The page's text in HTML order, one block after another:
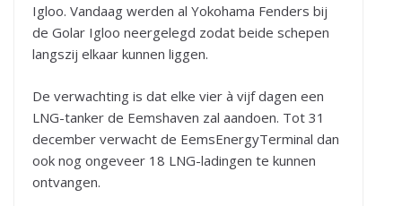
Igloo. Vandaag werden al Yokohama Fenders bij
de Golar Igloo neergelegd zodat beide schepen
langszij elkaar kunnen liggen.
De verwachting is dat elke vier à vijf dagen een
LNG-tanker de Eemshaven zal aandoen. Tot 31
december verwacht de EemsEnergyTerminal dan
ook nog ongeveer 18 LNG-ladingen te kunnen
ontvangen.